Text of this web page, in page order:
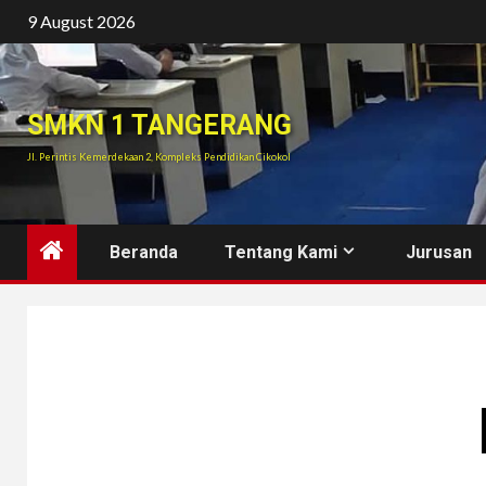
Skip
to
content
9 August 2026
SMKN 1 TANGERANG
Jl. Perintis Kemerdekaan 2, Kompleks Pendidikan Cikokol
Beranda Tentang Kami Jurusan